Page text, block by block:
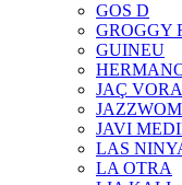
GOS D
GROGGY
GUINEU
JAÇ
JAVI
LAS
LA OTRA